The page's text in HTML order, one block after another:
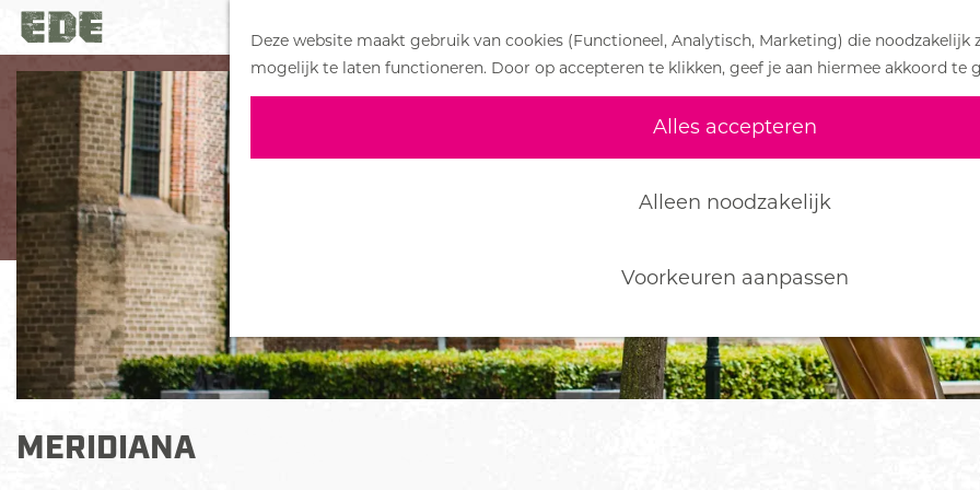
Deze website maakt gebruik van cookies (Functioneel, Analytisch, Marketing) die noodzakelijk
mogelijk te laten functioneren. Door op accepteren te klikken, geef je aan hiermee akkoord te
Alles accepteren
Alleen noodzakelijk
Voorkeuren aanpassen
G
a
n
a
d
e
h
o
m
e
p
g
e
MERIDIANA